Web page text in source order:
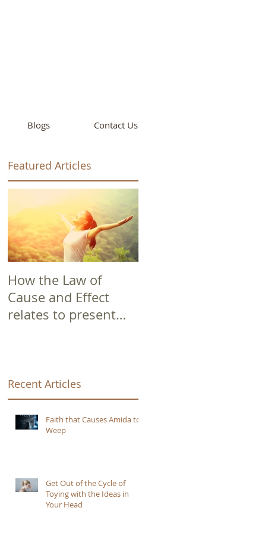
Blogs Contact Us
Featured Articles
How the Law of
Cause and Effect
relates to present
Recent Articles
Faith that Causes Amida to
Weep
Get Out of the Cycle of
Toying with the Ideas in
Your Head